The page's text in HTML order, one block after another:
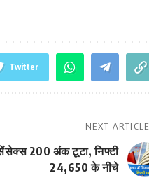
Twitter
NEXT ARTICLE
सेंसेक्स 200 अंक टूटा, निफ्टी
24,650 के नीचे